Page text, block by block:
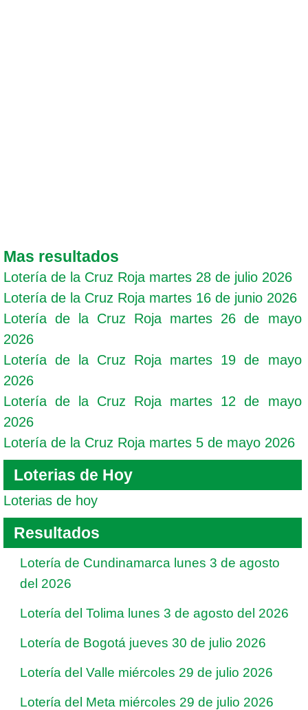
Mas resultados
Lotería de la Cruz Roja martes 28 de julio 2026
Lotería de la Cruz Roja martes 16 de junio 2026
Lotería de la Cruz Roja martes 26 de mayo
2026
Lotería de la Cruz Roja martes 19 de mayo
2026
Lotería de la Cruz Roja martes 12 de mayo
2026
Lotería de la Cruz Roja martes 5 de mayo 2026
Loterias de Hoy
Loterias de hoy
Resultados
Lotería de Cundinamarca lunes 3 de agosto
del 2026
Lotería del Tolima lunes 3 de agosto del 2026
Lotería de Bogotá jueves 30 de julio 2026
Lotería del Valle miércoles 29 de julio 2026
Lotería del Meta miércoles 29 de julio 2026